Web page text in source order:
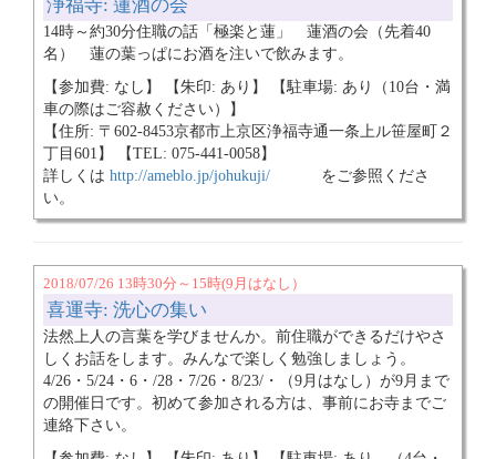
浄福寺: 蓮酒の会
14時～約30分住職の話「極楽と蓮」 蓮酒の会（先着40
名） 蓮の葉っぱにお酒を注いで飲みます。
【参加費: なし】 【朱印: あり】 【駐車場: あり（10台・満
車の際はご容赦ください）】
【住所: 〒602-8453京都市上京区浄福寺通一条上ル笹屋町２
丁目601】 【TEL: 075-441-0058】
詳しくは http://ameblo.jp/johukuji/
をご参照くださ
い。
2018/07/26 13時30分～15時(9月はなし）
喜運寺: 洗心の集い
法然上人の言葉を学びませんか。前住職ができるだけやさ
しくお話をします。みんなで楽しく勉強しましょう。
4/26・5/24・6・/28・7/26・8/23/・（9月はなし）が9月まで
の開催日です。初めて参加される方は、事前にお寺までご
連絡下さい。